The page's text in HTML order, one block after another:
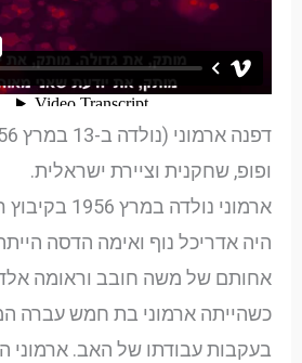
ופופ, שחקנית וציירת ישראלית.
ארמוני נולדה
היה אדריכל נוף ואימה הדסה
כשהייתה ארמוני בת חמש עברה
בעקבות עבודתו של האב. ארמוני